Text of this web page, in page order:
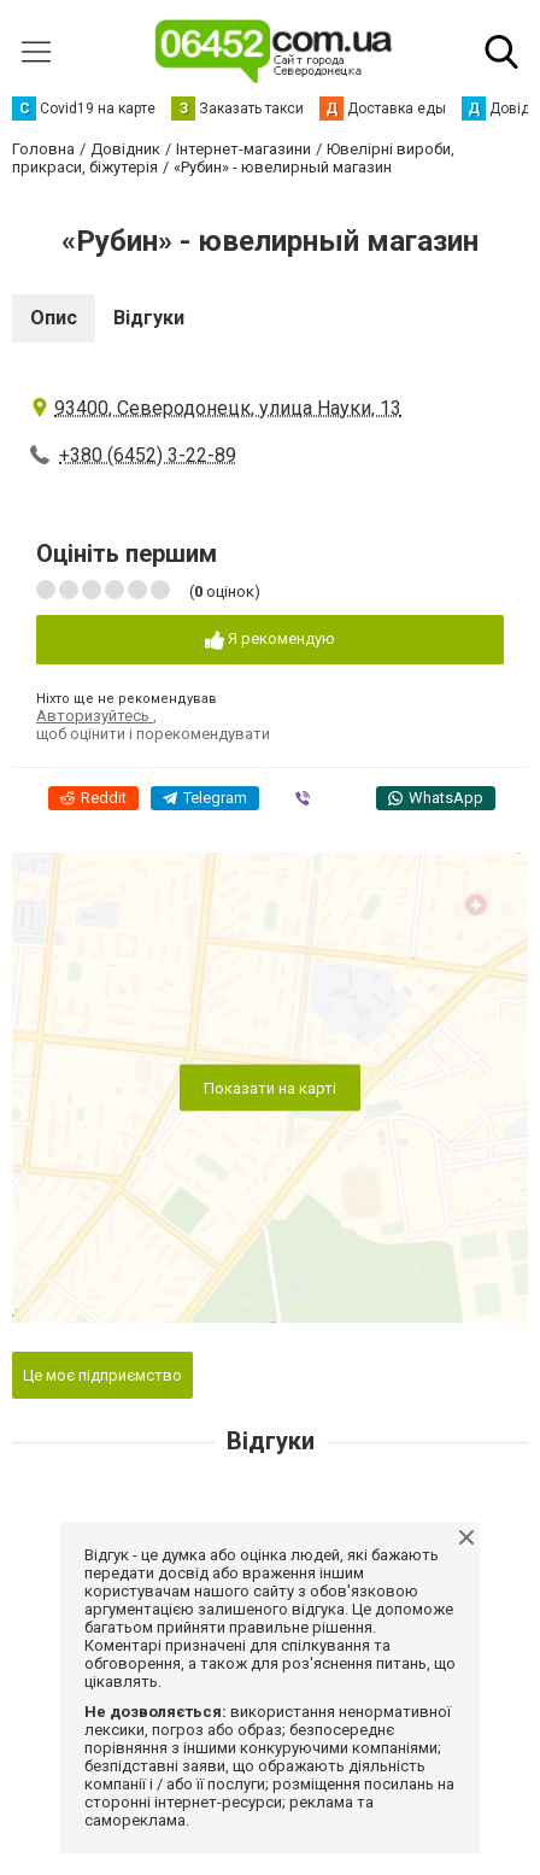
С Сovid19 на карте З Заказать такси Д Доставка еды Д
Головна Довідник Інтернет-магазини
Ювелірні вироби,
прикраси, біжутерія
«Рубин» - ювелирный магазин
«Рубин» - ювелирный магазин
Опис Відгуки
93400, Северодонецк, улица Науки, 13
+380 (6452) 3-22-89
Оцініть першим
(0 оцінок)
Я рекомендую
Ніхто ще не рекомендував
Авторизуйтесь
щоб оцінити і порекомендувати
Reddit Telegram WhatsApp
Показати на карті
Це моє підприємство
Відгуки
Відгук - це думка або оцінка людей, які бажають
передати досвід або враження іншим
користувачам нашого сайту з обов'язковою
аргументацією залишеного відгука. Це допоможе
багатьом прийняти правильне рішення.
Коментарі призначені для спілкування та
обговорення, а також для роз'яснення питань, що
цікавлять.
Не дозволяється: використання ненормативної
лексики, погроз або образ; безпосереднє
порівняння з іншими конкуруючими компаніями;
безпідставні заяви, що ображають діяльність
компанії і / або її послуги; розміщення посилань на
сторонні інтернет-ресурси; реклама та
самореклама.